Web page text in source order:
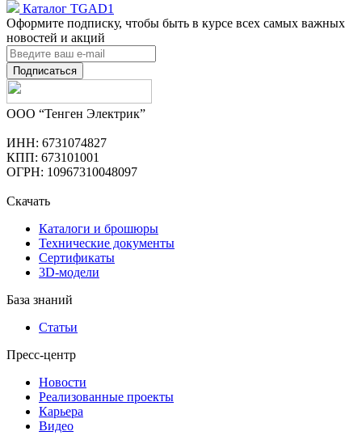
Каталог TGAD1
Оформите подписку, чтобы быть в курсе всех самых важных
новостей и акций
Подписаться
ООО “Тенген Электрик”
ИНН: 6731074827
КПП: 673101001
ОГРН: 10967310048097
Скачать
Каталоги и брошюры
Технические документы
Сертификаты
3D-модели
База знаний
Статьи
Пресс-центр
Новости
Реализованные проекты
Карьера
Видео